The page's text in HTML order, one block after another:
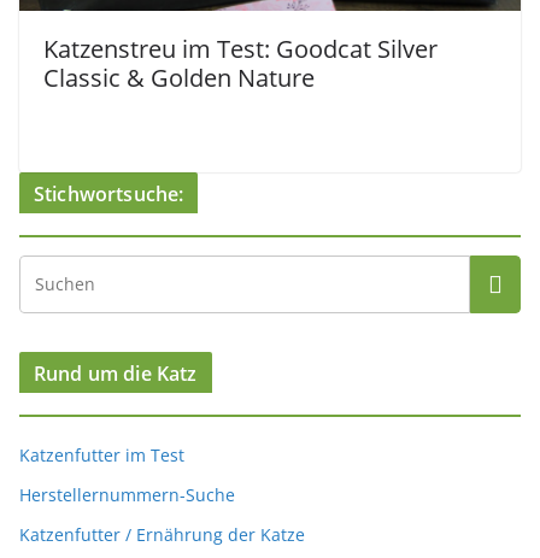
Katzenstreu im Test: Goodcat Silver
Classic & Golden Nature
Stichwortsuche:
Rund um die Katz
Katzenfutter im Test
Herstellernummern-Suche
Katzenfutter / Ernährung der Katze